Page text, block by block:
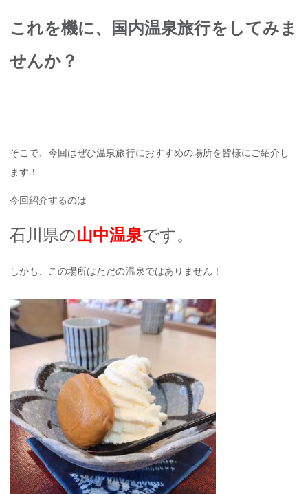
これを機に、国内温泉旅行をしてみま
せんか？
そこで、今回はぜひ温泉旅行におすすめの場所を皆様にご紹介し
ます！
今回紹介するのは
石川県の山中温泉です。
しかも、この場所はただの温泉ではありません！